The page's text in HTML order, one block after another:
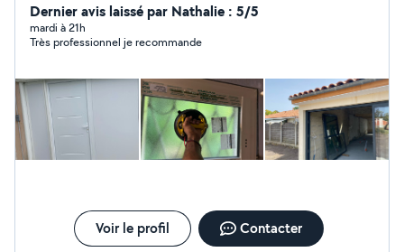
Dernier avis laissé par Nathalie : 5/5
mardi à 21h
Très professionnel je recommande
Voir le profil Contacter